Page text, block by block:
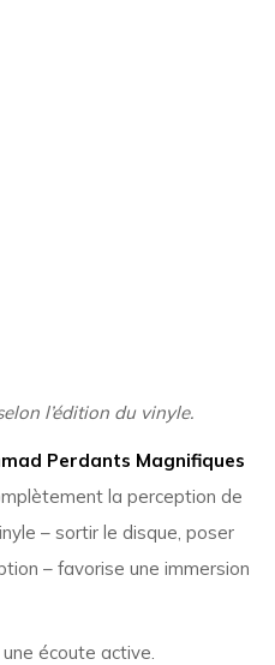
l’édition du vinyle.
Perdants Magnifiques
la perception de
– sortir le disque, poser
– favorise une immersion
écoute active.